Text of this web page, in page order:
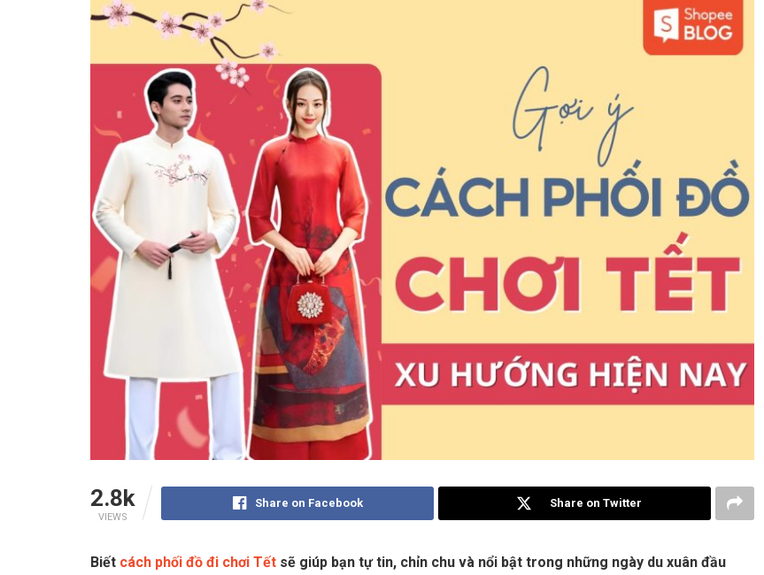
2.8k
VIEWS
Share on Facebook Share on Twitter
Biết cách phối đồ đi chơi Tết sẽ giúp bạn tự tin, chỉn chu và nổi bật trong những ngày du xuân đầu